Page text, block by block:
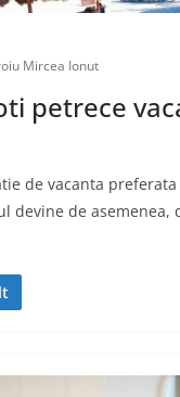
Mircea Ionut
petrece
de vacanta
devine de asemenea,